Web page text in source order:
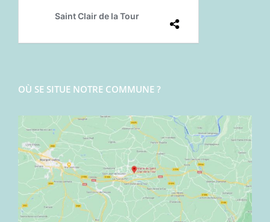
OÙ SE SITUE NOTRE COMMUNE ?